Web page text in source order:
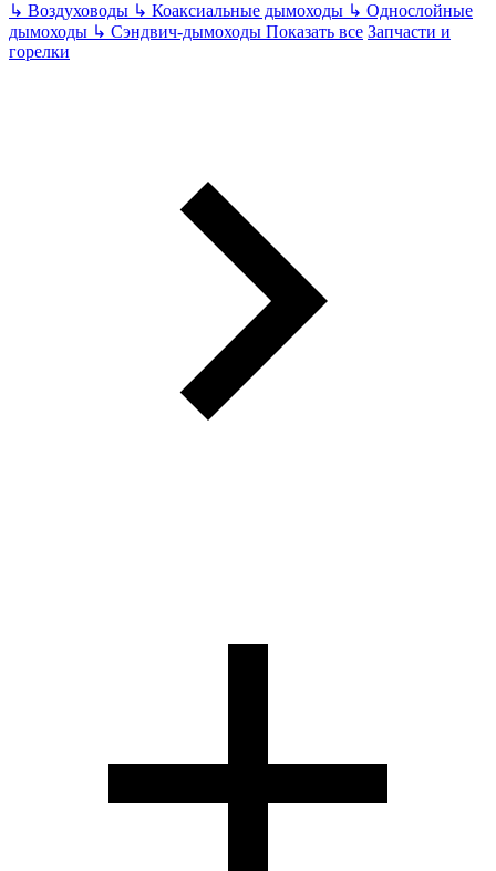
↳ Воздуховоды ↳ Коаксиальные дымоходы ↳ Однослойные
дымоходы ↳ Сэндвич-дымоходы Показать все Запчасти и
горелки